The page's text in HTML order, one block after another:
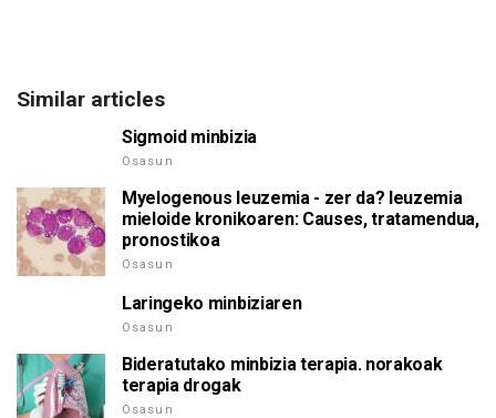
Similar articles
Sigmoid minbizia
Osasun
Myelogenous leuzemia - zer da? leuzemia
mieloide kronikoaren: Causes, tratamendua,
pronostikoa
Osasun
Laringeko minbiziaren
Osasun
Bideratutako minbizia terapia. norakoak
terapia drogak
Osasun